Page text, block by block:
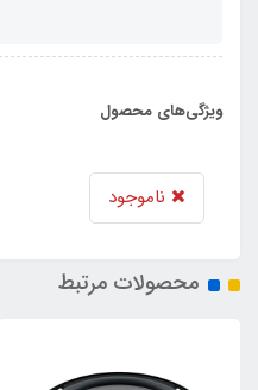
ویژگی‌های محصول
ناموجود
محصولات مرتبط